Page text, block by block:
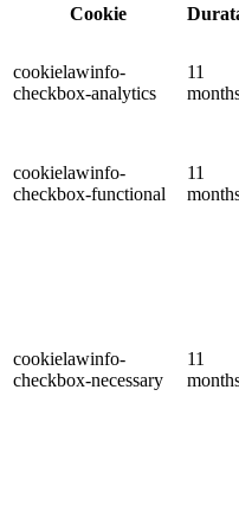
Cookie
cookielawinfo-
checkbox-analytics
11
cookielawinfo-
checkbox-functional
11
cookielawinfo-
checkbox-necessary
11